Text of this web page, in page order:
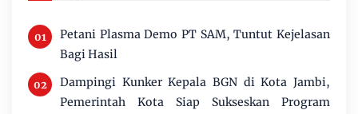
Petani Plasma Demo PT SAM, Tuntut Kejelasan
Bagi Hasil
Dampingi Kunker Kepala BGN di Kota Jambi,
Pemerintah Kota Siap Sukseskan Program